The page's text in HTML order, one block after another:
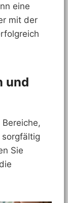
eine
mit der
und
Sie